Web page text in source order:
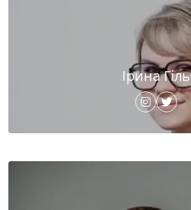
Ірина Гіль